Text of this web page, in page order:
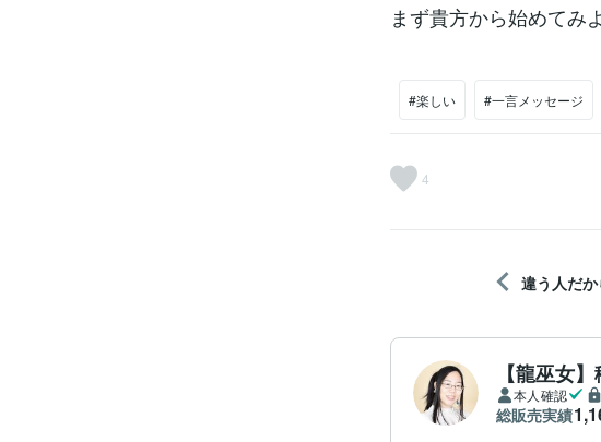
まず貴方から始めてみ
#楽しい #一言メッセージ
4
違う人だ
【龍巫女
本人確認
総販売実績